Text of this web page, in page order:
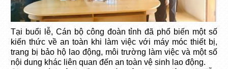
Tại buổi lễ, Cán bộ công đoàn tỉnh đã phổ biến một số
kiến thức về an toàn khi làm việc với máy móc thiết bị,
trang bị bảo hộ lao động, môi trường làm việc và một số
nội dung khác liên quan đến an toàn vệ sinh lao động.